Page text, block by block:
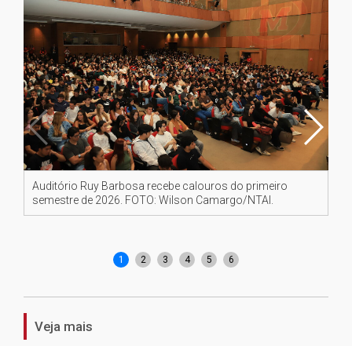
Auditório Ruy Barbosa recebe calouros do primeiro
semestre de 2026. FOTO: Wilson Camargo/NTAI.
1 2 3 4 5 6
Veja mais